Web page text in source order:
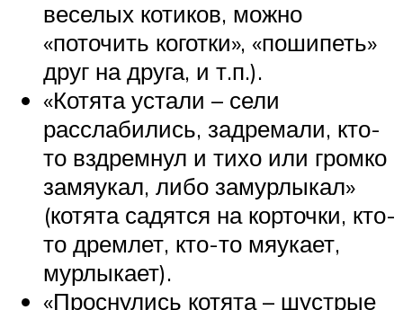
веселых котиков, можно
«поточить коготки», «пошипеть»
друг на друга, и т.п.).
«Котята устали – сели
расслабились, задремали, кто-
то вздремнул и тихо или громко
замяукал, либо замурлыкал»
(котята садятся на корточки, кто-
то дремлет, кто-то мяукает,
мурлыкает).
«Проснулись котята – шустрые